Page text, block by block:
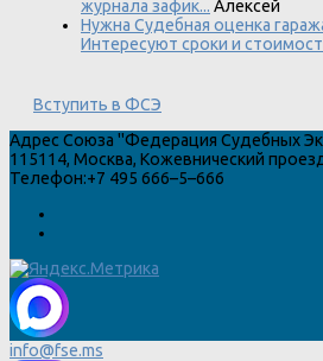
журнала зафик... Алексей
Нужна Судебная оценка
Интересуют сроки и
Вступить в ФСЭ
Адрес Союза "Федерация Судебных
115114, Москва, Кожевнический
Телефон:+7 495 666–5–666
info@fse.ms